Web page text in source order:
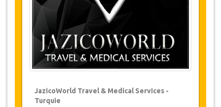
contacter.
Pour toutes les annulations faites au
moins 24 heures à l’avance, il n‘y aura
pas de frais, même si la réservation a été
confirmée. L'annulation ne peut être faite
que par écrit en envoyant un courrier
électronique.
moins de 24 heures avant le transfert.
Dans de tels cas, les paiements sont non-
JazicoWorld Travel & Medical Services -
Turquie